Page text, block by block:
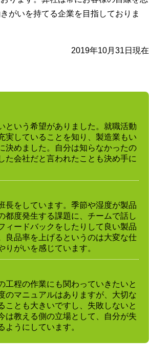
がいを持てる企業を目指しておりま
2019年10月31日現在
という希望がありました。就職活動
実していることを知り、製造業もい
決めました。自分は知らなかったの
た会社だと言われたことも決め手に
長をしています。季節や湿度が製品
都度発生する課題に、チームで話し
ィードバックをしたりして良い製品
良品率を上げるというのは大変な仕
がいを感じています。
工程の作業にも関わっていきたいと
のマニュアルはありますが、大切な
ことも大きいですし、失敗しないと
は教える側の立場として、自分が失
ようにしています。